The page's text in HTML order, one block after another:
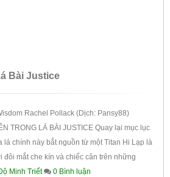
Bài Justice
Rachel Pollack (Dịch: Pansy88)
TRONG LÁ BÀI JUSTICE Quay lại mục lục
lá chính này bắt nguồn từ một Titan Hi Lạp là
mắt che kín và chiếc cân trên những
Minh Triết
0 Bình luận